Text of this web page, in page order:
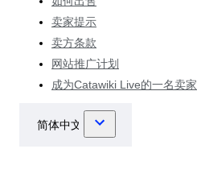
卖家提示
卖方条款
网站推广计划
成为Catawiki Live的一名卖家